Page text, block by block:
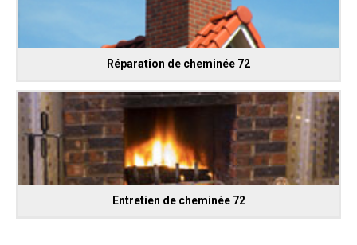
Réparation de cheminée 72
Entretien de cheminée 72